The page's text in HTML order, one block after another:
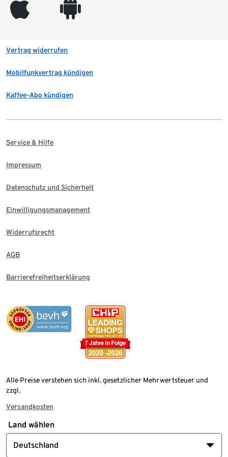
appleinc android
Vertrag widerrufen
Mobilfunkvertrag kündigen
Kaffee-Abo kündigen
Service & Hilfe
Impressum
Datenschutz und Sicherheit
Einwilligungsmanagement
Widerrufsrecht
AGB
Barrierefreiheitserklärung
Alle Preise verstehen sich inkl. gesetzlicher Mehrwertsteuer und
zzgl.
Versandkosten
Land wählen
Deutschland